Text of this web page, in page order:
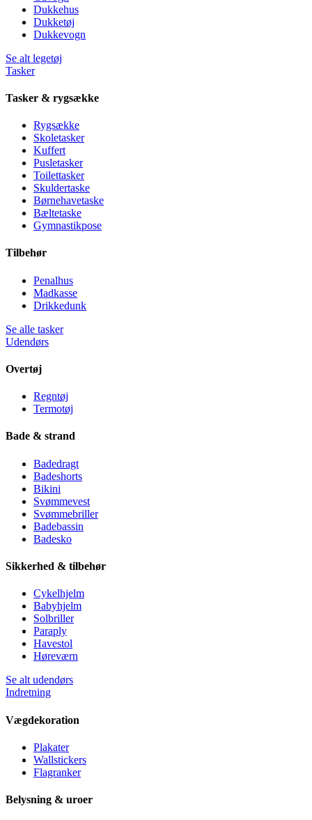
Dukkehus
Dukketøj
Dukkevogn
Se alt legetøj
Tasker
Tasker & rygsække
Rygsække
Skoletasker
Kuffert
Pusletasker
Toilettasker
Skuldertaske
Børnehavetaske
Bæltetaske
Gymnastikpose
Tilbehør
Penalhus
Madkasse
Drikkedunk
Se alle tasker
Udendørs
Overtøj
Regntøj
Termotøj
Bade & strand
Badedragt
Badeshorts
Bikini
Svømmevest
Svømmebriller
Badebassin
Badesko
Sikkerhed & tilbehør
Cykelhjelm
Babyhjelm
Solbriller
Paraply
Havestol
Høreværn
Se alt udendørs
Indretning
Vægdekoration
Plakater
Wallstickers
Flagranker
Belysning & uroer